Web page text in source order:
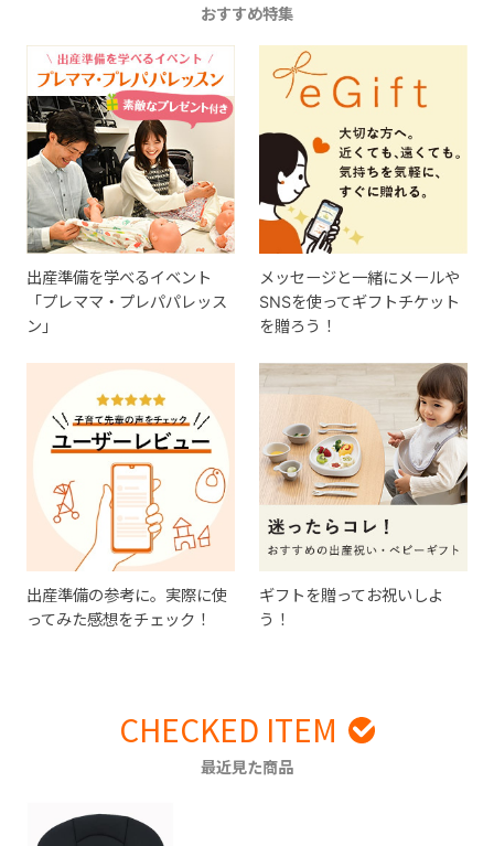
おすすめ特集
出産準備を学べるイベント
「プレママ・プレパパレッス
ン」
メッセージと一緒にメールや
SNSを使ってギフトチケット
を贈ろう！
出産準備の参考に。実際に使
ってみた感想をチェック！
ギフトを贈ってお祝いしよ
う！
CHECKED ITEM
最近見た商品